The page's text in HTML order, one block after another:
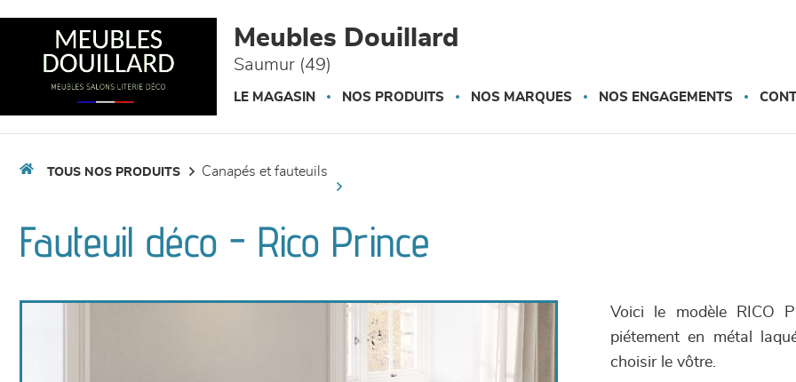
Meubles Douillard
Saumur (49)
LE MAGASIN NOS PRODUITS NOS MARQUES NOS ENGAGEMENTS
TOUS NOS PRODUITS canapés et fauteuils
Fauteuil déco - Rico Prince
Voici le modèle RICO
piétement en métal
choisir le vôtre.